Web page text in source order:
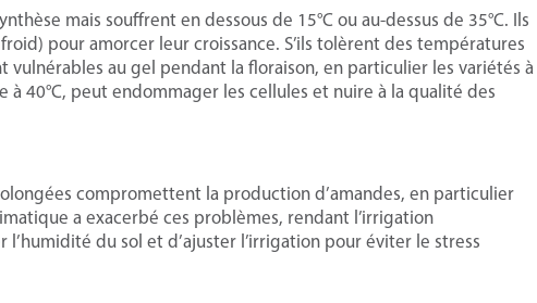
mais souffrent en dessous de 15°C ou au-dessus de 35°C. Ils
pour amorcer leur croissance. S’ils tolèrent des températures
vulnérables au gel pendant la floraison, en particulier les variétés à
40°C, peut endommager les cellules et nuire à la qualité des
compromettent la production d’amandes, en particulier
a exacerbé ces problèmes, rendant l’irrigation
du sol et d’ajuster l’irrigation pour éviter le stress